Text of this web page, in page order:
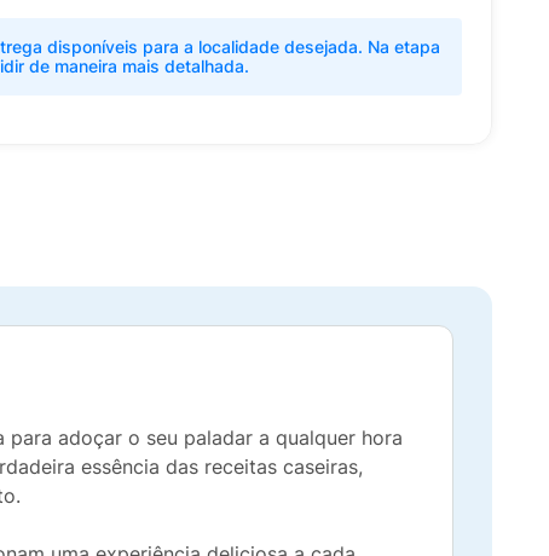
disponíveis para a localidade desejada. Na etapa
de maneira mais detalhada.
para adoçar o seu paladar a qualquer hora
essência das receitas caseiras,